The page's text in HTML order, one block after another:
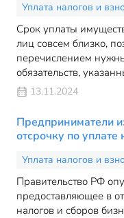
Уплата налогов и
Срок уплаты
лиц совсем близко,
перечислением
обязательств,
13.11.2024
Предприниматели
отсрочку по уплате
Уплата налогов и
Правительство РФ
предоставляющее в
налогов и сборов